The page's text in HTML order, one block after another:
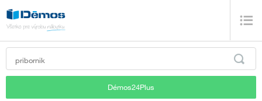
Démos24Plus